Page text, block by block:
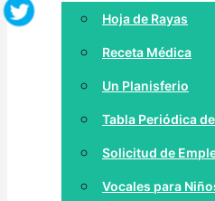
Hoja de Rayas
Receta Médica
Un Planisferio
Tabla Periódica
Solicitud de
Vocales para